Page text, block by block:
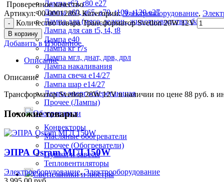
Лампа r63, r80 е27
Лампа а60, а65, а70, t100, t120 е27
Лампа для (мясо, зелень, животноводство, бактерец)
Лампа для сав t5, t4, t8
Лампа е40
Лампа кг r7s
Лампа мгл, днат, дрв, дрл
Лампа накаливания
Лампа свеча е14/27
Лампа шар е14/27
Лампа энергосберегающая
Прочее (Лампы)
Обогреватели
Конвекторы
Масляные обогреватели
Прочее (Обогреватели)
Пушки и завесы
Тепловентиляторы
Светильники и люстры
Проверенное качество
Артикул:00-00012863Категории: Электрооборудование,
Количество товара Трансформатор Svetlon 20W 12V
В корзину
Добавить в Избранное
Описание
Описание
Трансформатор Svetlon 20W 12V в наличии по цене 88 руб. в
Похожие товары
ЭПРА Osram МГЛ 150W
Электрооборудование,Электрооборудование